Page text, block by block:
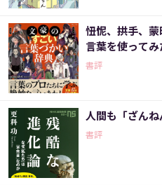
忸怩、拱手、
言葉を使って
書評
人間も「ざんね
書評